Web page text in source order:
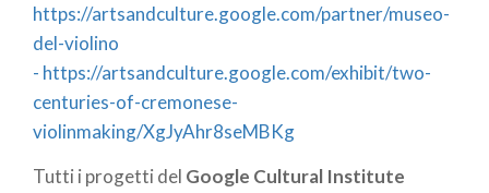
https://artsandculture.google.com/partner/museo-
del-violino
- https://artsandculture.google.com/exhibit/two-
centuries-of-cremonese-
violinmaking/XgJyAhr8seMBKg
Tutti i progetti del Google Cultural Institute